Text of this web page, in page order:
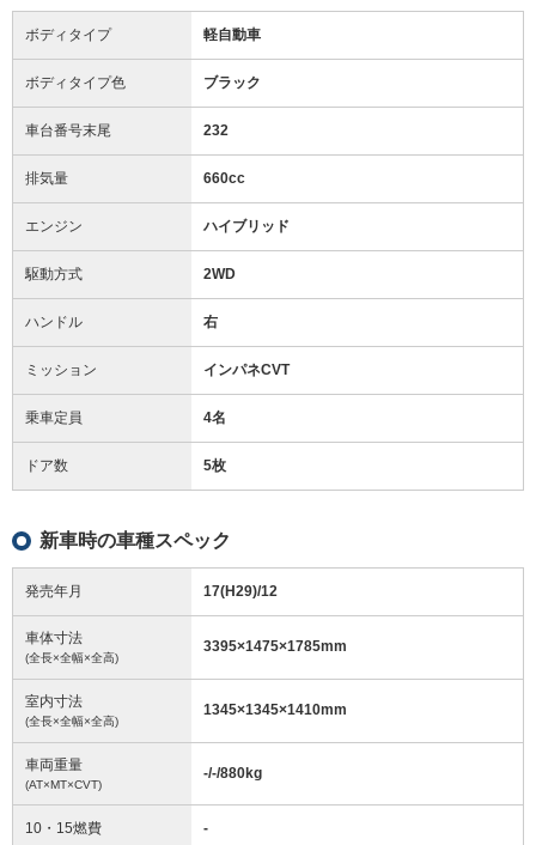
ボディタイプ 軽自動車
ボディタイプ色 ブラック
車台番号末尾 232
排気量 660cc
エンジン ハイブリッド
駆動方式 2WD
ハンドル 右
ミッション インパネCVT
乗車定員 4名
ドア数 5枚
新車時の車種スペック
発売年月 17(H29)/12
車体寸法
(全長×全幅×全高)
3395×1475×1785mm
室内寸法
(全長×全幅×全高)
1345×1345×1410mm
車両重量
(AT×MT×CVT)
-/-/880kg
10・15燃費 -